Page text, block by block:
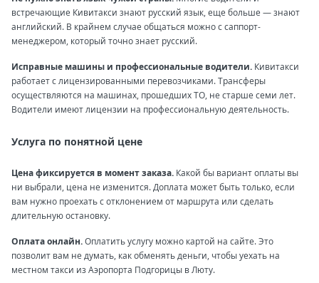
встречающие Кивитакси знают русский язык, еще больше — знают
английский. В крайнем случае общаться можно с саппорт-
менеджером, который точно знает русский.
Исправные машины и профессиональные водители. Кивитакси
работает с лицензированными перевозчиками. Трансферы
осуществляются на машинах, прошедших ТО, не старше семи лет.
Водители имеют лицензии на профессиональную деятельность.
Услуга по понятной цене
Цена фиксируется в момент заказа. Какой бы вариант оплаты вы
ни выбрали, цена не изменится. Доплата может быть только, если
вам нужно проехать с отклонением от маршрута или сделать
длительную остановку.
Оплата онлайн.Оплатить услугу можно картой на сайте. Это
позволит вам не думать, как обменять деньги, чтобы уехать на
местном такси из Аэропорта Подгорицы в Люту.